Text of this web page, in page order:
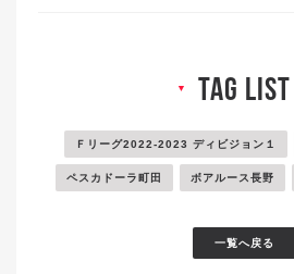
▼ tag list
Ｆリーグ2022-2023 ディビジョン１
ペスカドーラ町田 ボアルース長野
一覧へ戻る